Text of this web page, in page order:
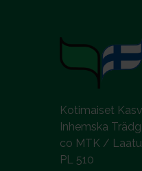
Kotimaiset
Inhemska
co MTK /
PL 510